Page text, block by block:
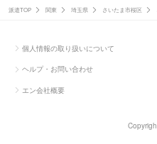
派遣TOP 関東 埼玉県 さいたま市桜区
個人情報の取り扱いについて
ヘルプ・お問い合わせ
エン会社概要